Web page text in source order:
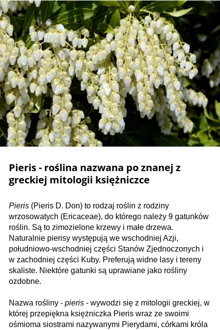
Pieris - roślina nazwana po znanej z
greckiej mitologii księżniczce
Pieris (Pieris D. Don) to rodzaj roślin z rodziny
wrzosowatych (Ericaceae), do którego należy 9 gatunków
roślin. Są to zimozielone krzewy i małe drzewa.
Naturalnie pierisy występują we wschodniej Azji,
południowo-wschodniej części Stanów Zjednoczonych i
w zachodniej części Kuby. Preferują widne lasy i tereny
skaliste. Niektóre gatunki są uprawiane jako rośliny
ozdobne.
Nazwa rośliny - pieris - wywodzi się z mitologii greckiej, w
której przepiękna księżniczka Pieris wraz ze swoimi
ośmioma siostrami nazywanymi Pierydami, córkami króla